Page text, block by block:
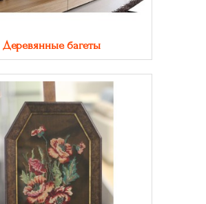
Деревянные багеты